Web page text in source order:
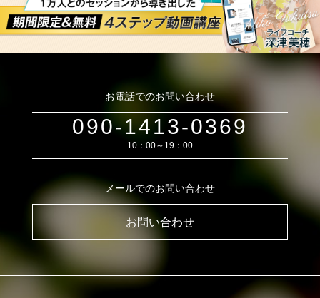
お電話でのお問い合わせ
090-1413-0369
10：00～19：00
メールでのお問い合わせ
お問い合わせ